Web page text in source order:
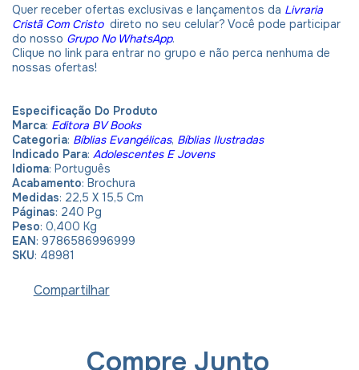
Quer receber ofertas exclusivas e lançamentos da Livraria
Cristã Com Cristo direto no seu celular? Você pode participar
do nosso Grupo No WhatsApp.
Clique no link para entrar no grupo e não perca nenhuma de
nossas ofertas!
Especificação Do Produto
Marca: Editora BV Books
Categoria: Bíblias Evangélicas, Bíblias Ilustradas
Indicado Para: Adolescentes E Jovens
Idioma: Português
Acabamento: Brochura
Medidas: 22,5 X 15,5 Cm
Páginas: 240 Pg
Peso: 0,400 Kg
EAN: 9786586996999
SKU: 48981
Compartilhar
Compre Junto